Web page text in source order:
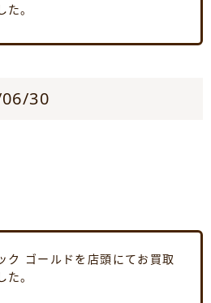
。
30
ク ゴールドを店頭にてお買取
。